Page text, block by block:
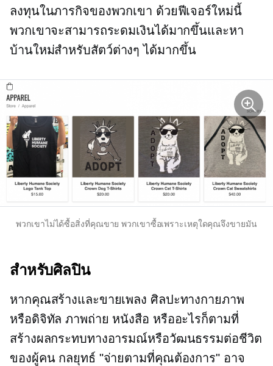
ลงทุนในภารกิจของพวกเขา ด้วยฟีเจอร์ใหม่นี้
พวกเขาจะสามารถระดมเงินได้มากขึ้นและหา
บ้านใหม่สำหรับสัตว์ต่างๆ ได้มากขึ้น
พวกเขาไม่ได้ซื้อสิ่งที่คุณขาย พวกเขาซื้อเพราะเหตุใดคุณจึงขายมัน
สำหรับศิลปิน
หากคุณสร้างและขายเพลง ศิลปะทางกายภาพ
หรือดิจิทัล ภาพถ่าย หนังสือ หรืออะไรก็ตามที่
สร้างผลกระทบทางอารมณ์หรือวัฒนธรรมต่อชีวิต
ของผู้คน กลยุทธ์ "จ่ายตามที่คุณต้องการ" อาจ